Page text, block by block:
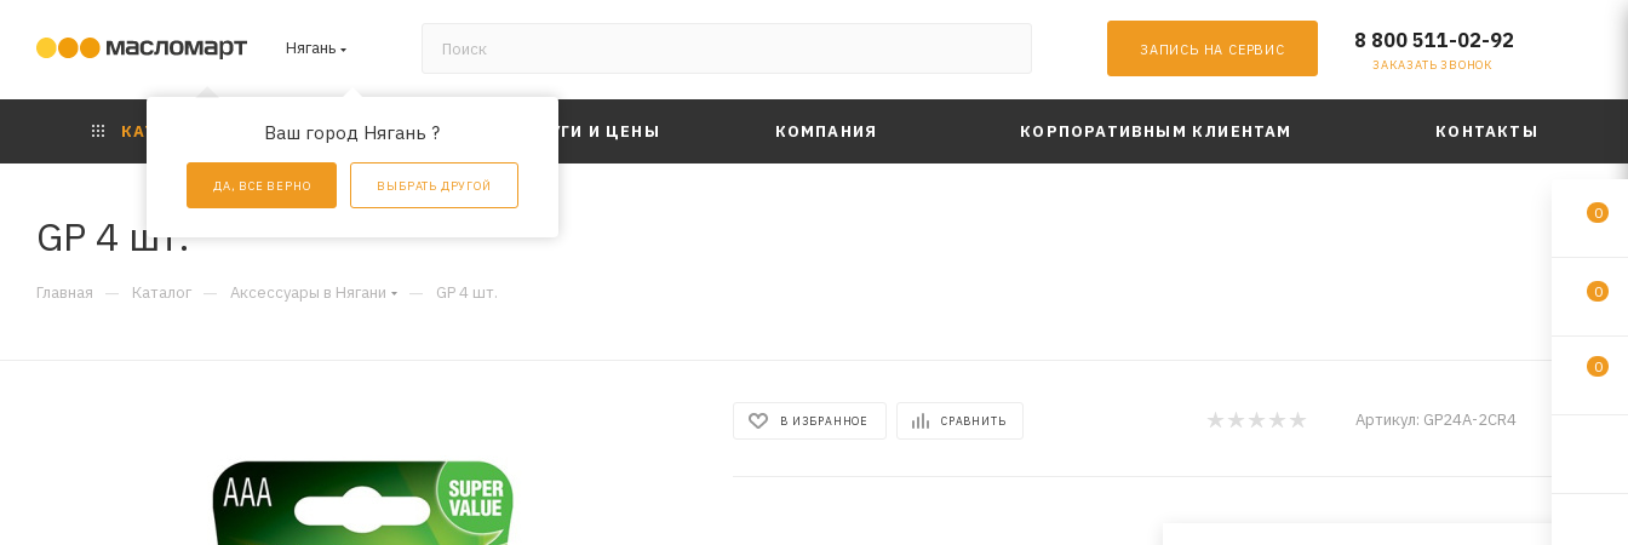
Нягань
Ваш город Нягань ?
ДА, ВСЕ ВЕРНО ВЫБРАТЬ ДРУГОЙ
ЗАПИСЬ НА СЕРВИС 8 800 511-02-92
ЗАКАЗАТЬ ЗВОНОК
КАТАЛОГ АКЦИИ УСЛУГИ И ЦЕНЫ КОМПАНИЯ КОРПОРАТИВНЫМ КЛИЕНТАМ КОНТАКТЫ
GP 4 шт.
Главная — Каталог — Аксессуары в Нягани — GP 4 шт.
В ИЗБРАННОЕ СРАВНИТЬ Артикул: GP24A-2CR4
0
0
0